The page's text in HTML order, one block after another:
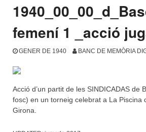
femení 1 _acció
GENER DE 1940 BANC DE MEMÒRIA
Acció d’un partit de les SINDICADAS de
fosc) en un torneig celebrat a La Piscina
Girona.